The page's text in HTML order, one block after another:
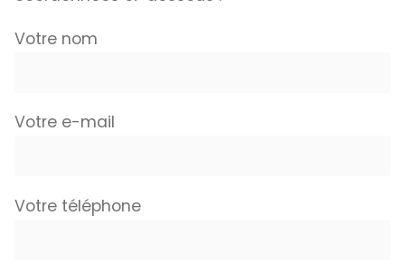
Votre nom
Votre e-mail
Votre téléphone